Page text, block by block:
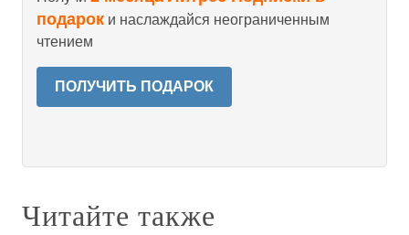
подарок и наслаждайся неограниченным
чтением
ПОЛУЧИТЬ ПОДАРОК
Читайте также